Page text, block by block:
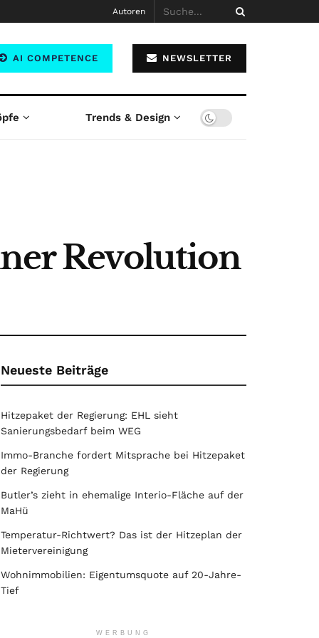
Autoren
AI COMPETENCE NEWSLETTER
Trends & Design
Revolution
Neueste Beiträge
Hitzepaket der Regierung: EHL sieht
Sanierungsbedarf beim WEG
Immo-Branche fordert Mitsprache bei Hitzepaket
der Regierung
Butler’s zieht in ehemalige Interio-Fläche auf der
MaHü
Temperatur-Richtwert? Das ist der Hitzeplan der
Mietervereinigung
Wohnimmobilien: Eigentumsquote auf 20-Jahre-
Tief
WERBUNG